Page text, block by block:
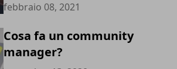
febbraio 08, 2021
Cosa fa un community
manager?